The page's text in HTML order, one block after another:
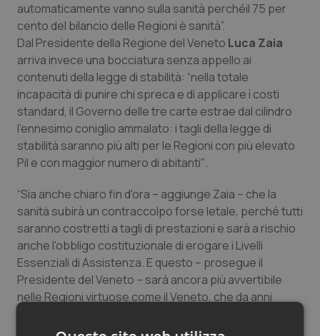
Vaccini
automaticamente vanno sulla sanità perchéil 75 per
cento del bilancio delle Regioni è sanità”.
Dal Presidente della Regione del Veneto Luca Zaia
arriva invece una bocciatura senza appello ai
contenuti della legge di stabilità: “nella totale
incapacità di punire chi spreca e di applicare i costi
standard, il Governo delle tre carte estrae dal cilindro
l'ennesimo coniglio ammalato: i tagli della legge di
stabilità saranno più alti per le Regioni con più elevato
Pil e con maggior numero di abitanti''.
“Sia anche chiaro fin d'ora – aggiunge Zaia – che la
sanità subirà un contraccolpo forse letale, perché tutti
saranno costretti a tagli di prestazioni e sarà a rischio
anche l'obbligo costituzionale di erogare i Livelli
Essenziali di Assistenza. E questo – prosegue il
Presidente del Veneto – sarà ancora più avvertibile
nelle Regioni virtuose come il Veneto, che da anni
servizi con le centrali uniche d'acquisto, non caricano